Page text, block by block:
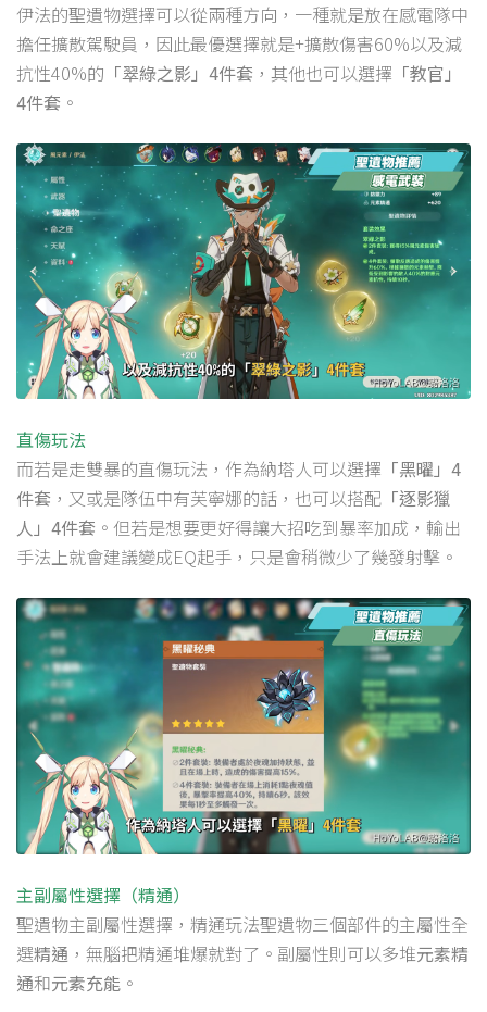
伊法的聖遺物選擇可以從兩種方向，一種就是放在感電隊中
擔任擴散駕駛員，因此最優選擇就是+擴散傷害60%以及減
抗性40%的 「翠綠之影」4件套 ，其他也可以選擇 「教官」
4件套 。
直傷玩法
而若是走雙暴的直傷玩法，作為納塔人可以選擇 「黑曜」4
件套 ，又或是隊伍中有芙寧娜的話，也可以搭配 「逐影獵
人」4件套 。但若是想要更好得讓大招吃到暴率加成，輸出
手法上就會建議變成EQ起手，只是會稍微少了幾發射擊。
主副屬性選擇（精通）
聖遺物主副屬性選擇，精通玩法聖遺物三個部件的主屬性全
選精通 ，無腦把精通堆爆就對了。副屬性則可以多堆元素精
通和元素充能 。